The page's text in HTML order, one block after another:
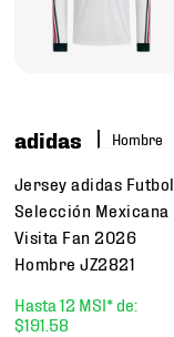
adidas Hombre
Jersey adidas Futbol
Selección Mexicana
Visita Fan 2026
Hombre JZ2821
12
$191 58